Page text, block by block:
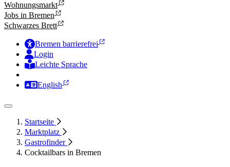
Wohnungsmarkt
Jobs in Bremen
Schwarzes Brett
Bremen barrierefrei
Login
Leichte Sprache
English
Startseite
Marktplatz
Gastrofinder
Cocktailbars in Bremen